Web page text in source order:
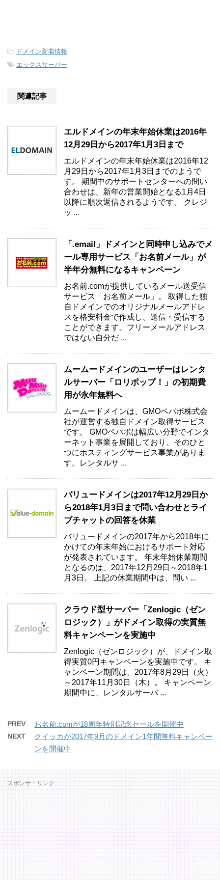
- ドメイン新着情報
-エックスサーバー
関連記事
エルドメインの年末年始休業は2016年
12月29日から2017年1月3日まで
エルドメインの年末年始休業は2016年12
月29日から2017年1月3日までのようで
す。 期間中のサポートセンターへの問い
合わせは、新年の営業開始となる1月4日
以降に順次返信されるようです。 クレジ
ッ ...
「.email」ドメインと同時申し込みでメ
ール専用サービス「お名前メール」が
半年分無料になるキャンペーン
お名前.comが提供しているメール送受信
サービス「お名前メール」。 取得した独
自ドメインでのオリジナルメールアドレ
スを格安料金で作成し、送信・受信する
ことができます。フリーメールアドレス
ではない自分だ ...
ムームードメインのユーザーはレンタ
ルサーバー「ロリポップ！」の初期費
用が永年無料へ
ムームードメインは、GMOペパボ株式会
社が運営する独自ドメイン取得サービス
です。 GMOペパボは幅広い分野でインタ
ーネット事業を展開しており、そのひと
つにホスティングサービス事業がありま
す。レンタルサ ...
バリュードメインは2017年12月29日か
ら2018年1月3日まで問い合わせとライ
ブチャットの回答を休業
バリュードメインの2017年から2018年に
かけての年末年始におけるサポート対応
が発表されています。 年末年始休業期間
となるのは、2017年12月29日～2018年1
月3日。 上記の休業期間中は、問い ...
クラウド型サーバー「Zenlogic（ゼン
ロジック）」がドメイン取得の実質無
料キャンペーンを実施中
Zenlogic（ゼンロジック）が、ドメイン取
得実質0円キャンペーンを実施中です。 キ
ャンペーン期間は、2017年8月29日（火）
～2017年11月30日（木）。 キャンペーン
期間中に、レンタルサーバ ...
PREV お名前.comが18周年特別記念セールを開催中
NEXT
クイッカが2017年9月のドメイン1年間無料キャンペー
ンを開催中
スポンサーリンク